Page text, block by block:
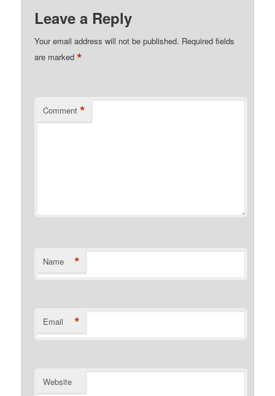
Leave a Reply
Your email address will not be published. Required fields
are marked*
Comment *
Name *
Email *
Website